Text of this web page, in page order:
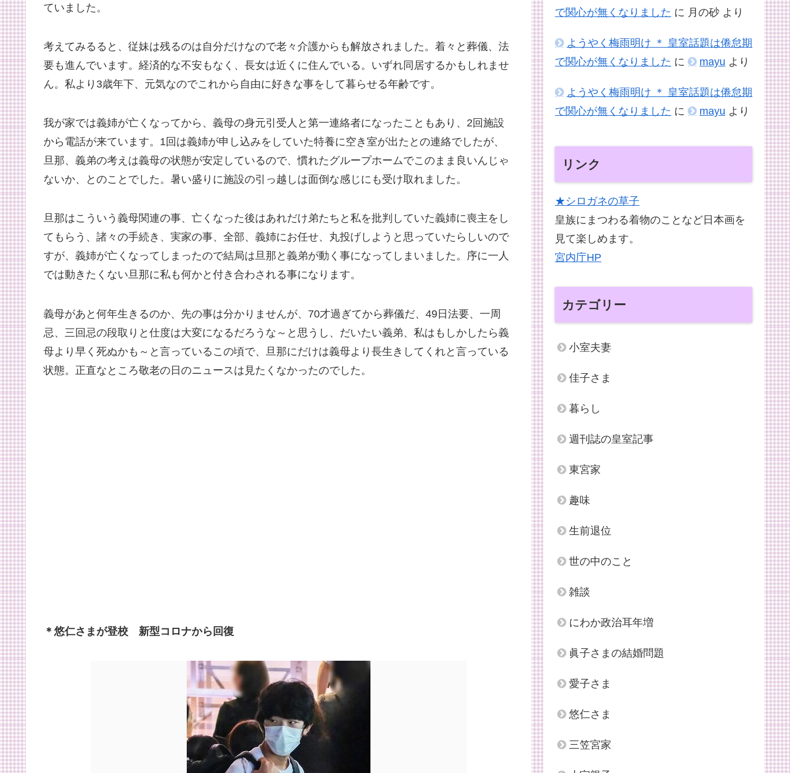
ていました。
考えてみるると、従妹は残るのは自分だけなので老々介護からも解放されました。着々と葬儀、法
要も進んでいます。経済的な不安もなく、長女は近くに住んでいる。いずれ同居するかもしれませ
ん。私より3歳年下、元気なのでこれから自由に好きな事をして暮らせる年齢です。
我が家では義姉が亡くなってから、義母の身元引受人と第一連絡者になったこともあり、2回施設
から電話が来ています。1回は義姉が申し込みをしていた特養に空き室が出たとの連絡でしたが、
旦那、義弟の考えは義母の状態が安定しているので、慣れたグループホームでこのまま良いんじゃ
ないか、とのことでした。暑い盛りに施設の引っ越しは面倒な感じにも受け取れました。
旦那はこういう義母関連の事、亡くなった後はあれだけ弟たちと私を批判していた義姉に喪主をし
てもらう、諸々の手続き、実家の事、全部、義姉にお任せ、丸投げしようと思っていたらしいので
すが、義姉が亡くなってしまったので結局は旦那と義弟が動く事になってしまいました。序に一人
では動きたくない旦那に私も何かと付き合わされる事になります。
義母があと何年生きるのか、先の事は分かりませんが、70才過ぎてから葬儀だ、49日法要、一周
忌、三回忌の段取りと仕度は大変になるだろうな～と思うし、だいたい義弟、私はもしかしたら義
母より早く死ぬかも～と言っているこの頃で、旦那にだけは義母より長生きしてくれと言っている
状態。正直なところ敬老の日のニュースは見たくなかったのでした。
＊悠仁さまが登校 新型コロナから回復
で関心が無くなりました に 月の砂 より
ようやく梅雨明け ＊ 皇室話題は倦怠期
で関心が無くなりました に mayu より
ようやく梅雨明け ＊ 皇室話題は倦怠期
で関心が無くなりました に mayu より
リンク
★シロガネの草子
皇族にまつわる着物のことなど日本画を
見て楽しめます。
宮内庁HP
カテゴリー
小室夫妻
佳子さま
暮らし
週刊誌の皇室記事
東宮家
趣味
生前退位
世の中のこと
雑談
にわか政治耳年増
眞子さまの結婚問題
愛子さま
悠仁さま
三笠宮家